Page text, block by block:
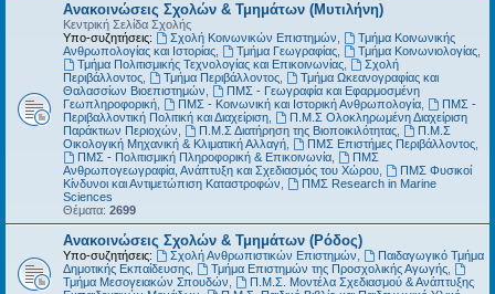
Ανακοινώσεις Σχολών & Τμημάτων (Μυτιλήνη)
Κεντρική Σελίδα Σχολής
Υπο-συζητήσεις:
Σχολή Κοινωνικών Επιστημών
Τμήμα Κοινωνικής
Ανθρωπολογίας και Ιστορίας
Τμήμα Γεωγραφίας, Τμήμα Κοινωνιολογίας,
Τμήμα Πολιτισμικής Τεχνολογίας και Επικοινωνίας,
Σχολή
Περιβάλλοντος
Τμήμα Περιβάλλοντος,
Τμήμα Ωκεανογραφίας και
Θαλασσίων Βιοεπιστημών
ΠΜΣ - Γεωγραφία και Εφαρμοσμένη
Γεωπληροφορική
ΠΜΣ - Κοινωνική και Ιστορική Ανθρωπολογία,
ΠΜΣ -
Περιβαλλοντική Πολιτική και Διαχείριση
Π.Μ.Σ Ολοκληρωμένη Διαχείριση
Παράκτιων Περιοχών
Π.Μ.Σ Διατήρηση της Βιοποικιλότητας,
Π.Μ.Σ
Οικολογική Μηχανική & Κλιματική Αλλαγή
ΠΜΣ Επιστήμες Περιβάλλοντος,
ΠΜΣ - Πολιτισμική Πληροφορική & Επικοινωνία,
ΠΜΣ
Ανθρωπογεωγραφία, Ανάπτυξη και Σχεδιασμός του Χώρου
ΠΜΣ Φυσικοί
Κίνδυνοι και Αντιμετώπιση Καταστροφών
ΠΜΣ Research in Marine
Sciences
Θέματα: 2699
Ανακοινώσεις Σχολών & Τμημάτων (Ρόδος)
Υπο-συζητήσεις: Σχολή Ανθρωπιστικών Επιστημών
Παιδαγωγικό Τμήμα
Δημοτικής Εκπαίδευσης
Τμήμα Επιστημών της Προσχολικής Αγωγής,
Τμήμα Μεσογειακών Σπουδών
Π.Μ.Σ. Μοντέλα Σχεδιασμού & Ανάπτυξης